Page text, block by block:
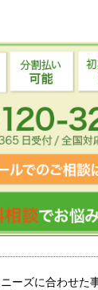
ーズに合わせた